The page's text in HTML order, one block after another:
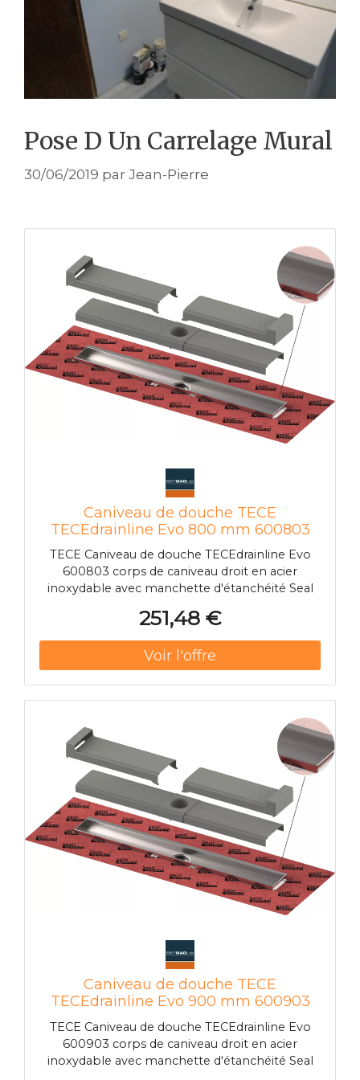
Pose D Un Carrelage Mural
30/06/2019 par Jean-Pierre
Caniveau de douche TECE
TECEdrainline Evo 800 mm 600803
avec support de carrelage mural,
collier d'étanchéité Seal System
TECE Caniveau de douche TECEdrainline Evo
600803 corps de caniveau droit en acier
inoxydable avec manchette d'étanchéité Seal
contre le temps de construction pour le
montage au mur dans la chape pour réaliser un
raccordement conforme à la norme DIN 18534
de la rigole de douche TECEdrainline au joint
collé composé d'un corps de caniveau fermé
d'appui pour carrelage mural Bord de
protection capillaire pour empêcher l'entrée
capillaire de l'eau de la douche sous les carreaux
drainage secondaire sans refoulement via la
coque dure en plastique renforcé de fibres de
verre Manchon d'étanchéité Seal System
monté en usine pour une incorporation sur site
dans le joint composite de type liquide ou
bande Protection d'époque construction avec
joint d'origine pour caniveau inox et collier
d'étanchéité Seal System Réceptacle pour
l'installation de pieds de montage en option et
central de gouttière pour le raccordement du
drain pente intérieure pour améliorer le
drainage de l'eau et l'effet autonettoyant
bandes insonorisées Joint de tube plongeur et
vidangeable secondaire en option
251,48 €
Caniveau de douche TECE
TECEdrainline Evo 900 mm 600903
avec support de carrelage mural,
collier d'étanchéité Seal System
TECE Caniveau de douche TECEdrainline Evo
600903 corps de caniveau droit en acier
inoxydable avec manchette d'étanchéité Seal